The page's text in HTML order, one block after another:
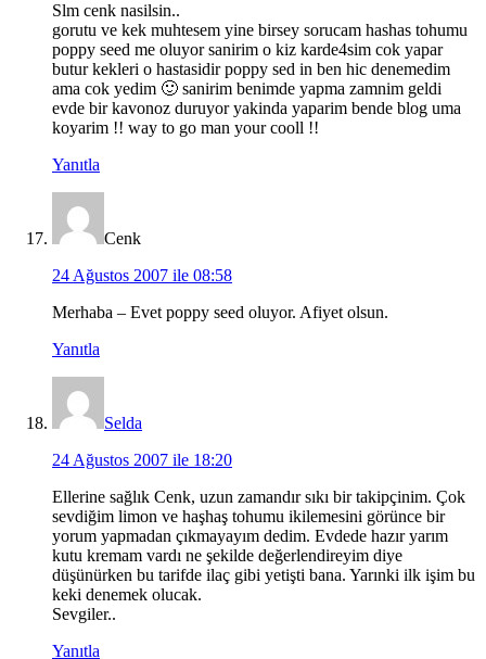
Slm cenk nasilsin..
gorutu ve kek muhtesem yine birsey sorucam hashas tohumu
poppy seed me oluyor sanirim o kiz karde4sim cok yapar
butur kekleri o hastasidir poppy sed in ben hic denemedim
ama cok yedim 🙂 sanirim benimde yapma zamnim geldi
evde bir kavonoz duruyor yakinda yaparim bende blog uma
koyarim !! way to go man your cooll !!
Yanıtla
Cenk
24 Ağustos 2007 ile 08:58
Merhaba – Evet poppy seed oluyor. Afiyet olsun.
Yanıtla
Selda
24 Ağustos 2007 ile 18:20
Ellerine sağlık Cenk, uzun zamandır sıkı bir takipçinim. Çok
sevdiğim limon ve haşhaş tohumu ikilemesini görünce bir
yorum yapmadan çıkmayayım dedim. Evdede hazır yarım
kutu kremam vardı ne şekilde değerlendireyim diye
düşünürken bu tarifde ilaç gibi yetişti bana. Yarınki ilk işim bu
keki denemek olucak.
Sevgiler..
Yanıtla